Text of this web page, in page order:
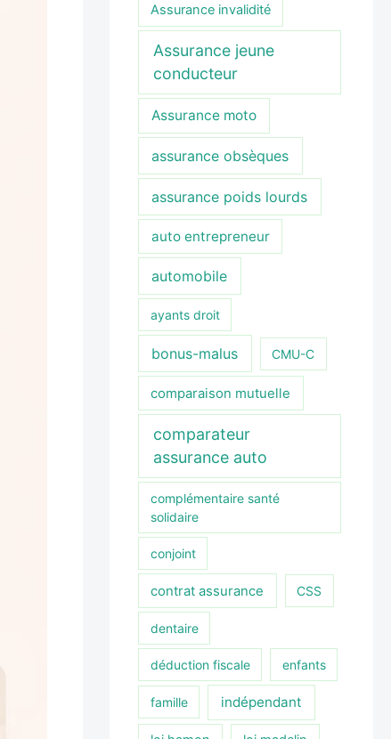
Assurance invalidité
Assurance jeune
conducteur
Assurance moto
assurance obsèques
assurance poids lourds
auto entrepreneur
automobile
ayants droit
bonus-malus CMU-C
comparaison mutuelle
comparateur
assurance auto
complémentaire santé
solidaire
conjoint
contrat assurance CSS
dentaire
déduction fiscale enfants
famille indépendant